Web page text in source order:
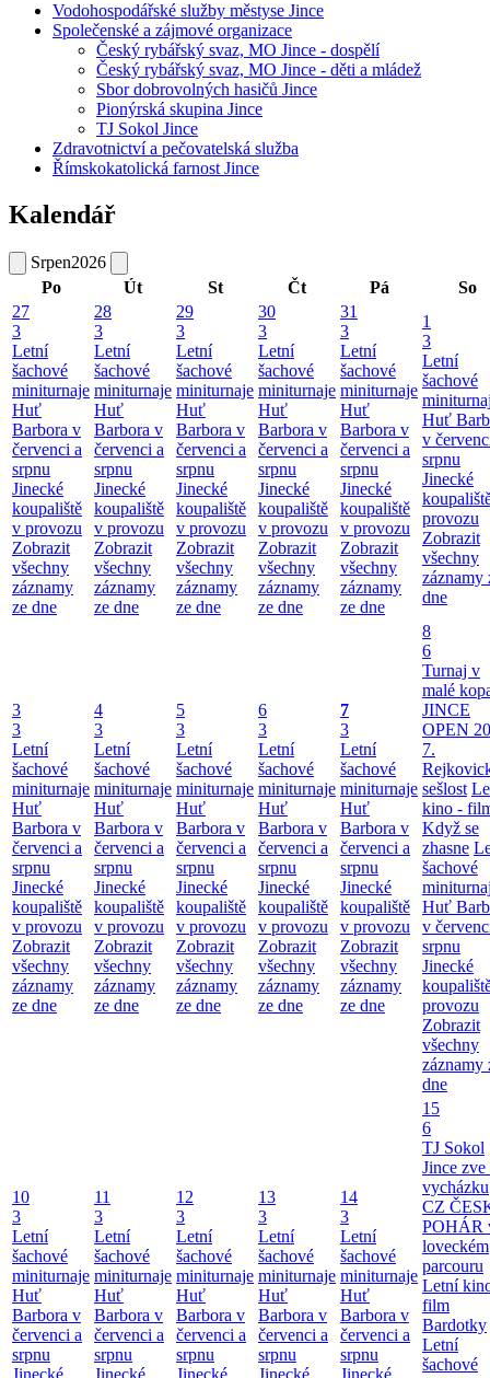
Vodohospodářské služby městyse Jince
Společenské a zájmové organizace
Český rybářský svaz, MO Jince - dospělí
Český rybářský svaz, MO Jince - děti a mládež
Sbor dobrovolných hasičů Jince
Pionýrská skupina Jince
TJ Sokol Jince
Zdravotnictví a pečovatelská služba
Římskokatolická farnost Jince
Kalendář
Srpen2026
Po
Út St Čt Pá
So
27
3
Letní
šachové
miniturnaje
Huť
Barbora v
červenci a
srpnu
Jinecké
koupaliště
v provozu
Zobrazit
všechny
záznamy
ze dne
28
3
Letní
šachové
miniturnaje
Huť
Barbora v
červenci a
srpnu
Jinecké
koupaliště
v provozu
Zobrazit
všechny
záznamy
ze dne
29
3
Letní
šachové
miniturnaje
Huť
Barbora v
červenci a
srpnu
Jinecké
koupaliště
v provozu
Zobrazit
všechny
záznamy
ze dne
30
3
Letní
šachové
miniturnaje
Huť
Barbora v
červenci a
srpnu
Jinecké
koupaliště
v provozu
Zobrazit
všechny
záznamy
ze dne
31
3
Letní
šachové
miniturnaje
Huť
Barbora v
červenci a
srpnu
Jinecké
koupaliště
v provozu
Zobrazit
všechny
záznamy
ze dne
1
3
Letní
šachové
Huť
v
srpnu
Jinecké
provozu
Zobrazit
všechny
záznamy
dne
3
3
Letní
šachové
miniturnaje
Huť
Barbora v
červenci a
srpnu
Jinecké
koupaliště
v provozu
Zobrazit
všechny
záznamy
ze dne
4
3
Letní
šachové
miniturnaje
Huť
Barbora v
červenci a
srpnu
Jinecké
koupaliště
v provozu
Zobrazit
všechny
záznamy
ze dne
5
3
Letní
šachové
miniturnaje
Huť
Barbora v
červenci a
srpnu
Jinecké
koupaliště
v provozu
Zobrazit
všechny
záznamy
ze dne
6
3
Letní
šachové
miniturnaje
Huť
Barbora v
červenci a
srpnu
Jinecké
koupaliště
v provozu
Zobrazit
všechny
záznamy
ze dne
7
3
Letní
šachové
miniturnaje
Huť
Barbora v
červenci a
srpnu
Jinecké
koupaliště
v provozu
Zobrazit
všechny
záznamy
ze dne
8
6
Turnaj v
malé
JINCE
OPEN
7.
sešlost
kino -
Když se
zhasne
šachové
Huť
v
srpnu
Jinecké
provozu
Zobrazit
všechny
záznamy
dne
10
3
Letní
šachové
miniturnaje
Huť
Barbora v
červenci a
srpnu
11
3
Letní
šachové
miniturnaje
Huť
Barbora v
červenci a
srpnu
12
3
Letní
šachové
miniturnaje
Huť
Barbora v
červenci a
srpnu
13
3
Letní
šachové
miniturnaje
Huť
Barbora v
červenci a
srpnu
14
3
Letní
šachové
miniturnaje
Huť
Barbora v
červenci a
srpnu
15
6
TJ Sokol
Jince zve
vycházku
CZ
POHÁR
loveckém
parcouru
Letní
film
Bardotky
Letní
šachové